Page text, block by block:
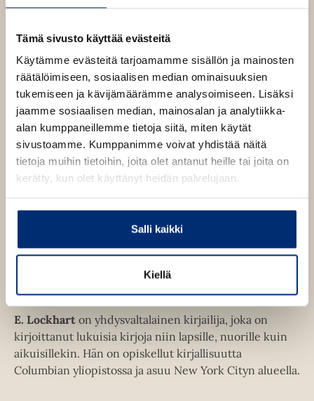
Tämä sivusto käyttää evästeitä
Käytämme evästeitä tarjoamamme sisällön ja mainosten
räätälöimiseen, sosiaalisen median ominaisuuksien
tukemiseen ja kävijämäärämme analysoimiseen. Lisäksi
jaamme sosiaalisen median, mainosalan ja analytiikka-
alan kumppaneillemme tietoja siitä, miten käytät
sivustoamme. Kumppanimme voivat yhdistää näitä
tietoja muihin tietoihin, joita olet antanut heille tai joita on
kerätty, kun olet käyttänyt heidän palvelujaan.
Salli kaikki
Kiellä
a
u
t
e
n
ä
l
i
l
e
e
Kirjan kuvapankkikuvat
Osta teos
O
s
t
a
Pehmeäkantinen kirja
K
i
r
j
.
i
A
k
e
a
a
u
u
E Lockhart
E. Lockhart on yhdysvaltalainen kirjailija, joka on
kirjoittanut lukuisia kirjoja niin lapsille, nuorille kuin
aikuisillekin. Hän on opiskellut kirjallisuutta
Columbian yliopistossa ja asuu New York Cityn alueella.